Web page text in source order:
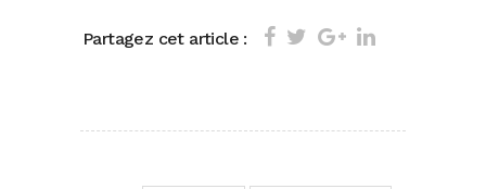
Partagez cet article :